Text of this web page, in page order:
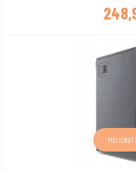
PIEVIENOT